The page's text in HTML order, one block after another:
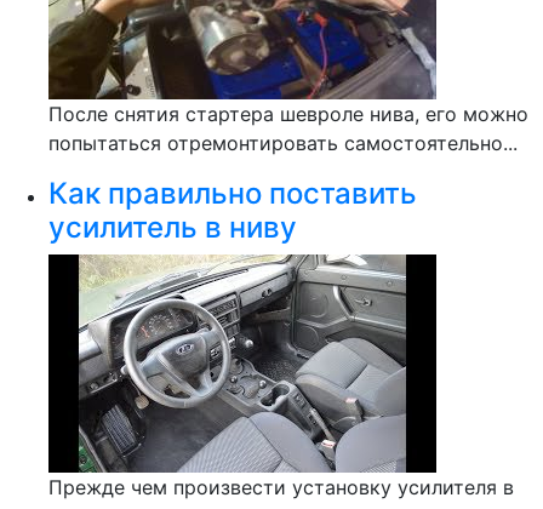
После снятия стартера шевроле нива, его можно
попытаться отремонтировать самостоятельно...
Как правильно поставить
усилитель в ниву
Прежде чем произвести установку усилителя в